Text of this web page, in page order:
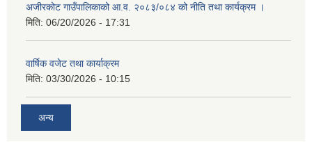
अजीरकोट गाउँपालिकाको आ.व. २०८३/०८४ को नीति तथा कार्यक्रम ।
मिति: 06/20/2026 - 17:31
वार्षिक वजेट तथा कार्याक्रम
मिति: 03/30/2026 - 10:15
अन्य